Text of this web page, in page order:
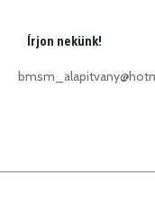
Írjon nekünk!